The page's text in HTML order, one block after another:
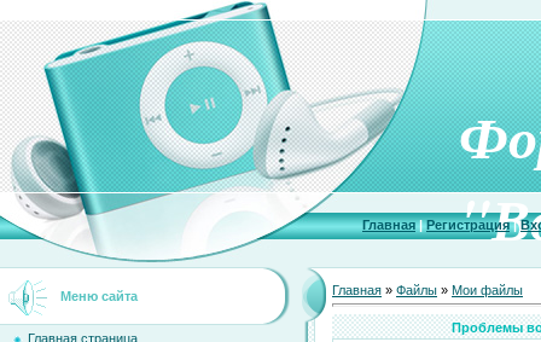
Главная|Регистрация|
Меню сайта
Главная страница
Главная » Файлы » Мои файлы
Проблемы